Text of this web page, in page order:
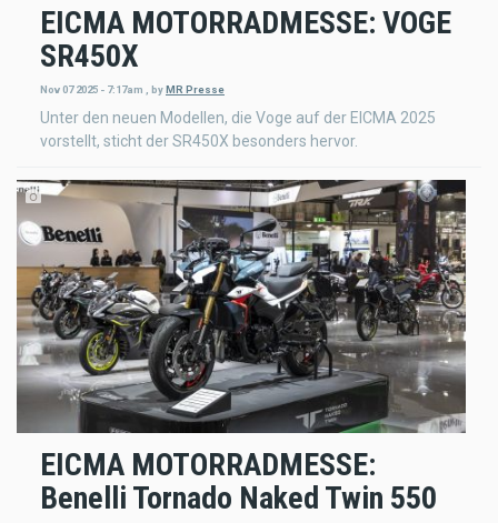
EICMA MOTORRADMESSE: VOGE
SR450X
Nov 07 2025 - 7:17am byMR Presse
Unter den neuen Modellen, die Voge auf der EICMA 2025
vorstellt, sticht der SR450X besonders hervor.
EICMA MOTORRADMESSE:
Benelli Tornado Naked Twin 550